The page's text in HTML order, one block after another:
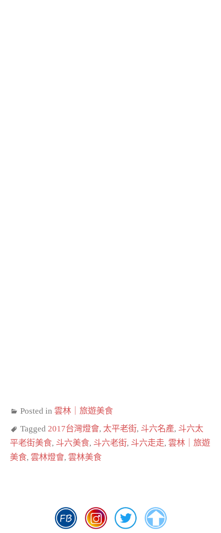
Posted in 雲林｜旅遊美食
Tagged 2017台灣燈會, 太平老街, 斗六名產, 斗六太
平老街美食, 斗六美食, 斗六老街, 斗六走走, 雲林｜旅遊
美食, 雲林燈會, 雲林美食